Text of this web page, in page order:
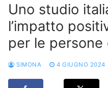
Uno studio
l’impatto
per le persone
SIMONA 4 GIUGNO 2024